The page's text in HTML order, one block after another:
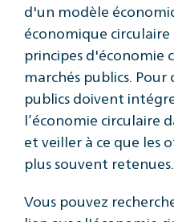
d'un modèle
économique
principes d'économie
marchés publics. Pour
publics doivent
l’économie circulaire
et veiller à ce que les
plus souvent retenues.
Vous pouvez